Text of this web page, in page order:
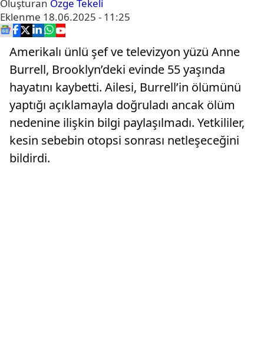
Oluşturan Özge Tekeli
Eklenme 18.06.2025 - 11:25
Amerikalı ünlü şef ve televizyon yüzü Anne
Burrell, Brooklyn’deki evinde 55 yaşında
hayatını kaybetti. Ailesi, Burrell’in ölümünü
yaptığı açıklamayla doğruladı ancak ölüm
nedenine ilişkin bilgi paylaşılmadı. Yetkililer,
kesin sebebin otopsi sonrası netleşeceğini
bildirdi.